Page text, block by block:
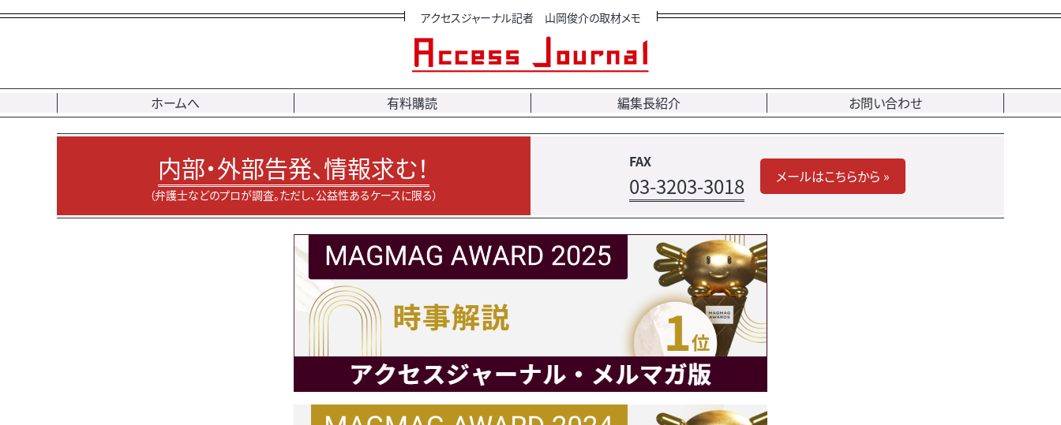
アクセスジャーナル記者 山岡俊介の取材メモ
ホームへ 有料購読 編集長紹介 お問い合わせ
内部・外部告発、情報求む！
（弁護士などのプロが調査。ただし、公益性あるケースに限る）
FAX
03-3203-3018 メールはこちらから »